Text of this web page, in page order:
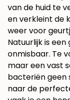
van de huid te
en verkleint de
weer voor
Natuurlijk is
onmisbaar. Te
maar een vast
bacteriën geen
naar de